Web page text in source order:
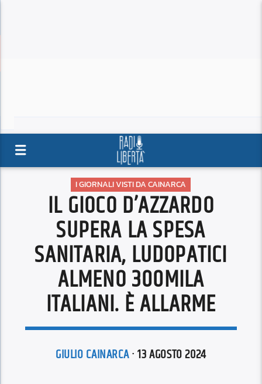
I GIORNALI VISTI DA CAINARCA
IL GIOCO D’AZZARDO
SUPERA LA SPESA
SANITARIA, LUDOPATICI
ALMENO 300MILA
ITALIANI. È ALLARME
GIULIO CAINARCA· 13 AGOSTO 2024